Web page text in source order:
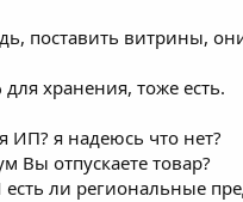
поставить витрины,
хранения, тоже есть.
ИП? я надеюсь что нет?
отпускаете товар?
ли региональные